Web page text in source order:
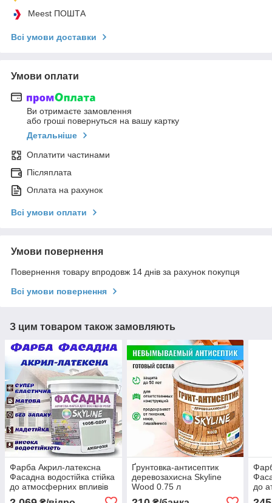
Meest ПОШТА
Всі умови доставки
Умови оплати
Ви отримаєте замовлення
або гроші повернуться на вашу картку
Детальніше
Оплатити частинами
Післяплата
Оплата на рахунок
Всі умови оплати
Умови повернення
Повернення товару впродовж 14 днів за рахунок покупця
Всі умови повернення
З цим товаром також замовляють
Фарба Акрил-латексна
Фасадна водостійка стійка
до атмосферних впливів
емаль Амброзія Skyline 10
Ґрунтовка-антисептик
деревозахисна Skyline
Wood 0.75 л
до